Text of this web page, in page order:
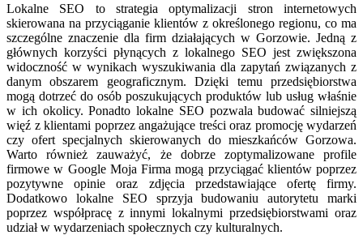
Lokalne SEO to strategia optymalizacji stron internetowych
skierowana na przyciąganie klientów z określonego regionu, co ma
szczególne znaczenie dla firm działających w Gorzowie. Jedną z
głównych korzyści płynących z lokalnego SEO jest zwiększona
widoczność w wynikach wyszukiwania dla zapytań związanych z
danym obszarem geograficznym. Dzięki temu przedsiębiorstwa
mogą dotrzeć do osób poszukujących produktów lub usług właśnie
w ich okolicy. Ponadto lokalne SEO pozwala budować silniejszą
więź z klientami poprzez angażujące treści oraz promocję wydarzeń
czy ofert specjalnych skierowanych do mieszkańców Gorzowa.
Warto również zauważyć, że dobrze zoptymalizowane profile
firmowe w Google Moja Firma mogą przyciągać klientów poprzez
pozytywne opinie oraz zdjęcia przedstawiające ofertę firmy.
Dodatkowo lokalne SEO sprzyja budowaniu autorytetu marki
poprzez współpracę z innymi lokalnymi przedsiębiorstwami oraz
udział w wydarzeniach społecznych czy kulturalnych.